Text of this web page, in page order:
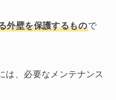
外壁を保護するもので
は、必要なメンテナンス